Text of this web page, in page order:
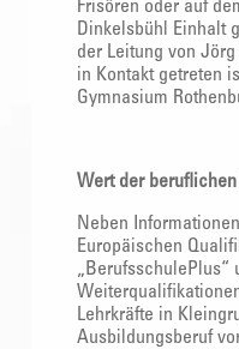
Frisören oder auf
Dinkelsbühl Einhalt
der Leitung von
in Kontakt getreten
Gymnasium
Wert der
Neben
Europäischen
„BerufsschulePlus“
Lehrkräfte in
Ausbildungsberuf